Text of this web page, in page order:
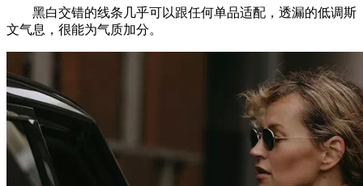
黑白交错的线条几乎可以跟任何单品适配，透漏的低调斯
文气息，很能为气质加分。